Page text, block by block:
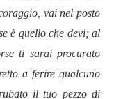
vai nel posto
è quello che devi; al
ti sarai procurato
a ferire qualcuno
il tuo pezzo di